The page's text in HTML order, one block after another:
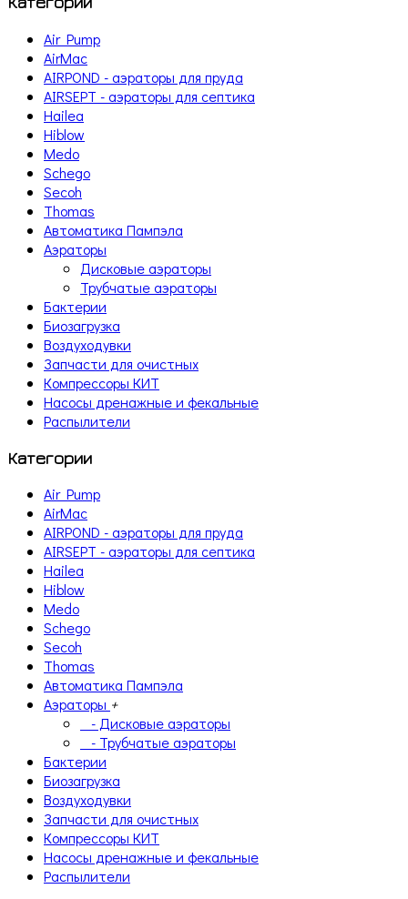
Air Pump
AirMac
AIRPOND - аэраторы для пруда
AIRSEPT - аэраторы для септика
Hailea
Hiblow
Medo
Schego
Secoh
Thomas
Автоматика Пампэла
Аэраторы
Дисковые аэраторы
Трубчатые аэраторы
Бактерии
Биозагрузка
Воздуходувки
Запчасти для очистных
Компрессоры КИТ
Насосы дренажные и фекальные
Распылители
Категории
Air Pump
AirMac
AIRPOND - аэраторы для пруда
AIRSEPT - аэраторы для септика
Hailea
Hiblow
Medo
Schego
Secoh
Thomas
Автоматика Пампэла
Аэраторы +
- Дисковые аэраторы
- Трубчатые аэраторы
Бактерии
Биозагрузка
Воздуходувки
Запчасти для очистных
Компрессоры КИТ
Насосы дренажные и фекальные
Распылители